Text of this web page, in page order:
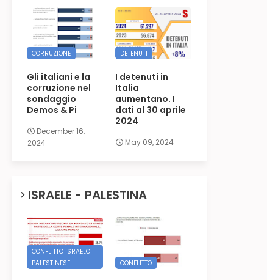
CORRUZIONE
Gli italiani e la
corruzione nel
sondaggio
Demos & Pi
December 16,
2024
DETENUTI
I detenuti in
Italia
aumentano. I
dati al 30 aprile
2024
May 09, 2024
ISRAELE - PALESTINA
CONFLITTO ISRAELO
PALESTINESE
CONFLITTO